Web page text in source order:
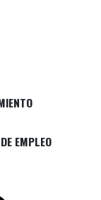
EMPLEO